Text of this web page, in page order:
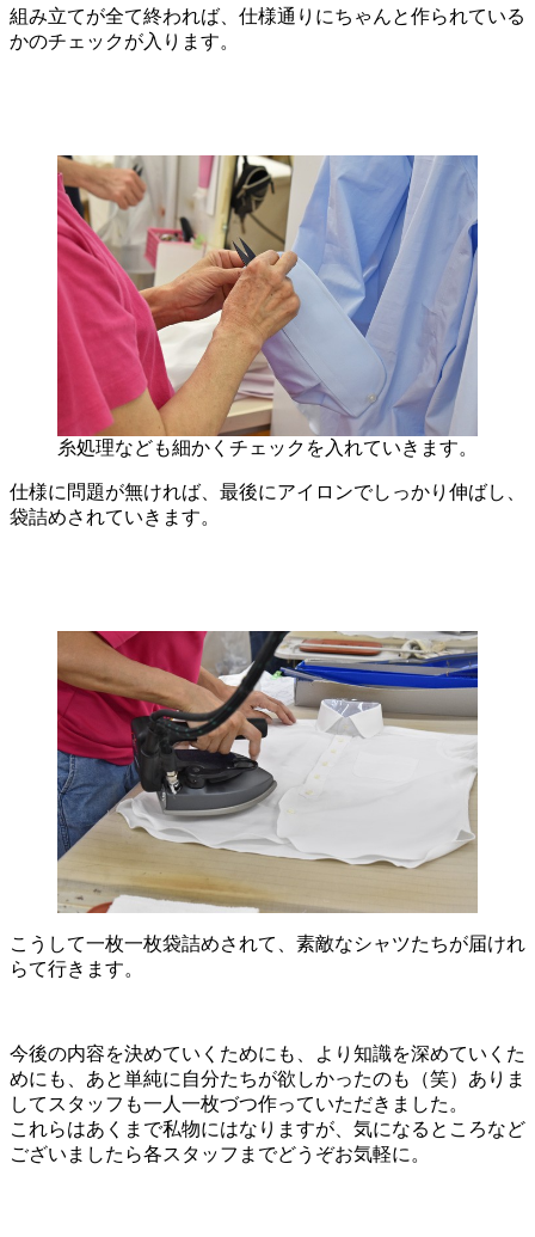
組み立てが全て終われば、仕様通りにちゃんと作られている
かのチェックが入ります。
糸処理なども細かくチェックを入れていきます。
仕様に問題が無ければ、最後にアイロンでしっかり伸ばし、
袋詰めされていきます。
こうして一枚一枚袋詰めされて、素敵なシャツたちが届けれ
らて行きます。
今後の内容を決めていくためにも、より知識を深めていくた
めにも、あと単純に自分たちが欲しかったのも（笑）ありま
してスタッフも一人一枚づつ作っていただきました。
これらはあくまで私物にはなりますが、気になるところなど
ございましたら各スタッフまでどうぞお気軽に。